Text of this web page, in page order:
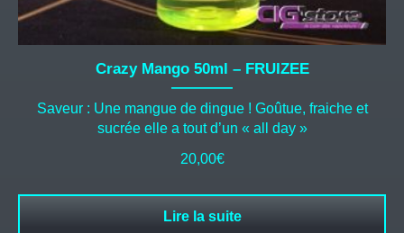
Crazy Mango 50ml – FRUIZEE
Saveur : Une mangue de dingue ! Goûtue, fraiche et
sucrée elle a tout d’un « all day »
20,00€
Lire la suite